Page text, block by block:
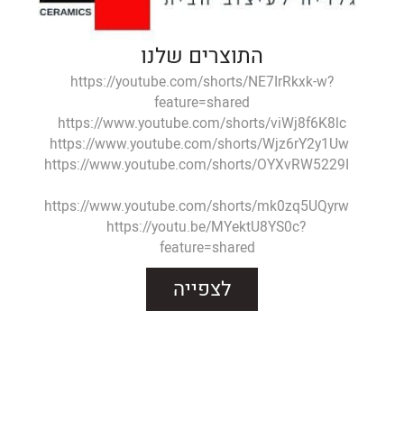
התוצרים שלנו
https://youtube.com/shorts/NE7IrRkxk-w?
feature=shared
https://www.youtube.com/shorts/viWj8f6K8lc
https://www.youtube.com/shorts/Wjz6rY2y1Uw
https://www.youtube.com/shorts/OYXvRW5229I
https://www.youtube.com/shorts/mk0zq5UQyrw
https://youtu.be/MYektU8YS0c?
feature=shared
לצפייה